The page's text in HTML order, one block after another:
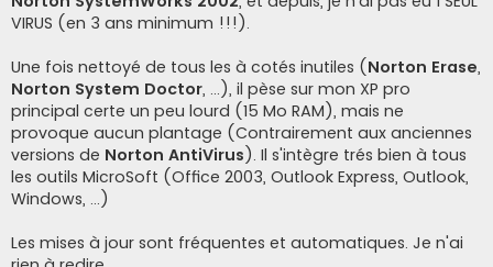
VIRUS (en 3 ans minimum !!!).
Une fois nettoyé de tous les à cotés inutiles (Norton Erase,
Norton System Doctor, ...), il pèse sur mon XP pro
principal certe un peu lourd (15 Mo RAM), mais ne
provoque aucun plantage (Contrairement aux anciennes
versions de Norton AntiVirus). Il s'intègre trés bien à tous
les outils MicroSoft (Office 2003, Outlook Express, Outlook,
Windows, ...)
Les mises à jour sont fréquentes et automatiques. Je n'ai